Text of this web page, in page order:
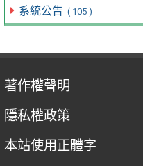
系統公告 ( 105 )
著作權聲明
隱私權政策
本站使用正體字